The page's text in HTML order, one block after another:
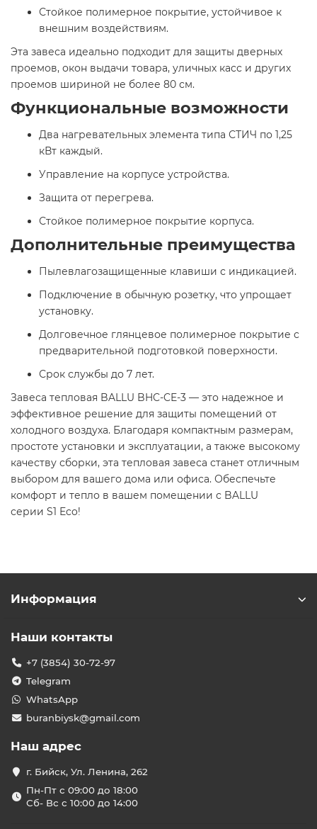
Стойкое полимерное покрытие, устойчивое к
внешним воздействиям. ​
Эта завеса идеально подходит для защиты дверных
проемов, окон выдачи товара, уличных касс и других
проемов шириной не более 80 см. ​
Функциональные возможности
Два нагревательных элемента типа СТИЧ по 1,25
кВт каждый.​
Управление на корпусе устройства.​
Защита от перегрева.​
Стойкое полимерное покрытие корпуса.​
Дополнительные преимущества
Пылевлагозащищенные клавиши с индикацией.​
Подключение в обычную розетку, что упрощает
установку. ​
Долговечное глянцевое полимерное покрытие с
предварительной подготовкой поверхности.​
Срок службы до 7 лет. ​
Завеса тепловая BALLU BHC-CE-3 — это надежное и
эффективное решение для защиты помещений от
холодного воздуха. Благодаря компактным размерам,
простоте установки и эксплуатации, а также высокому
качеству сборки, эта тепловая завеса станет отличным
выбором для вашего дома или офиса. Обеспечьте
комфорт и тепло в вашем помещении с BALLU
серии S1 Eco!
Информация
Наши контакты
+7 (3854) 30-72-97
Telegram
WhatsApp
buranbiysk@gmail.com
Наш адрес
г. Бийск, Ул. Ленина, 262
Пн-Пт с 09:00 до 18:00
Сб- Вс с 10:00 до 14:00